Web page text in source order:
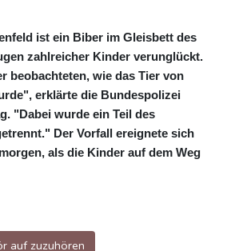
ist ein Biber im Gleisbett des
zahlreicher Kinder verunglückt.
beobachteten, wie das Tier von
erklärte die Bundespolizei
"Dabei wurde ein Teil des
Der Vorfall ereignete sich
als die Kinder auf dem Weg
auf zuzuhören